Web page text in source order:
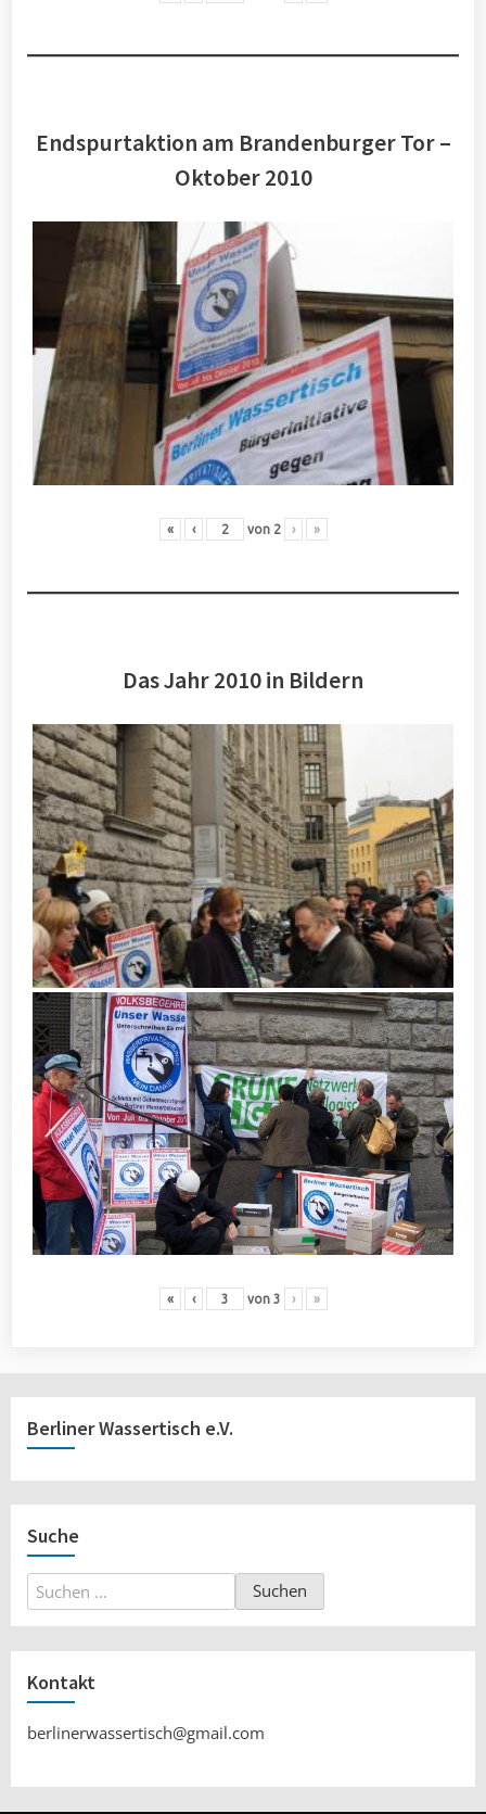
Endspurtaktion am Brandenburger Tor –
Oktober 2010
« ‹ von 2 › »
Das Jahr 2010 in Bildern
« ‹ von 3 › »
Berliner Wassertisch e.V.
Suche
Suchen
nach:
Kontakt
berlinerwassertisch@gmail.com